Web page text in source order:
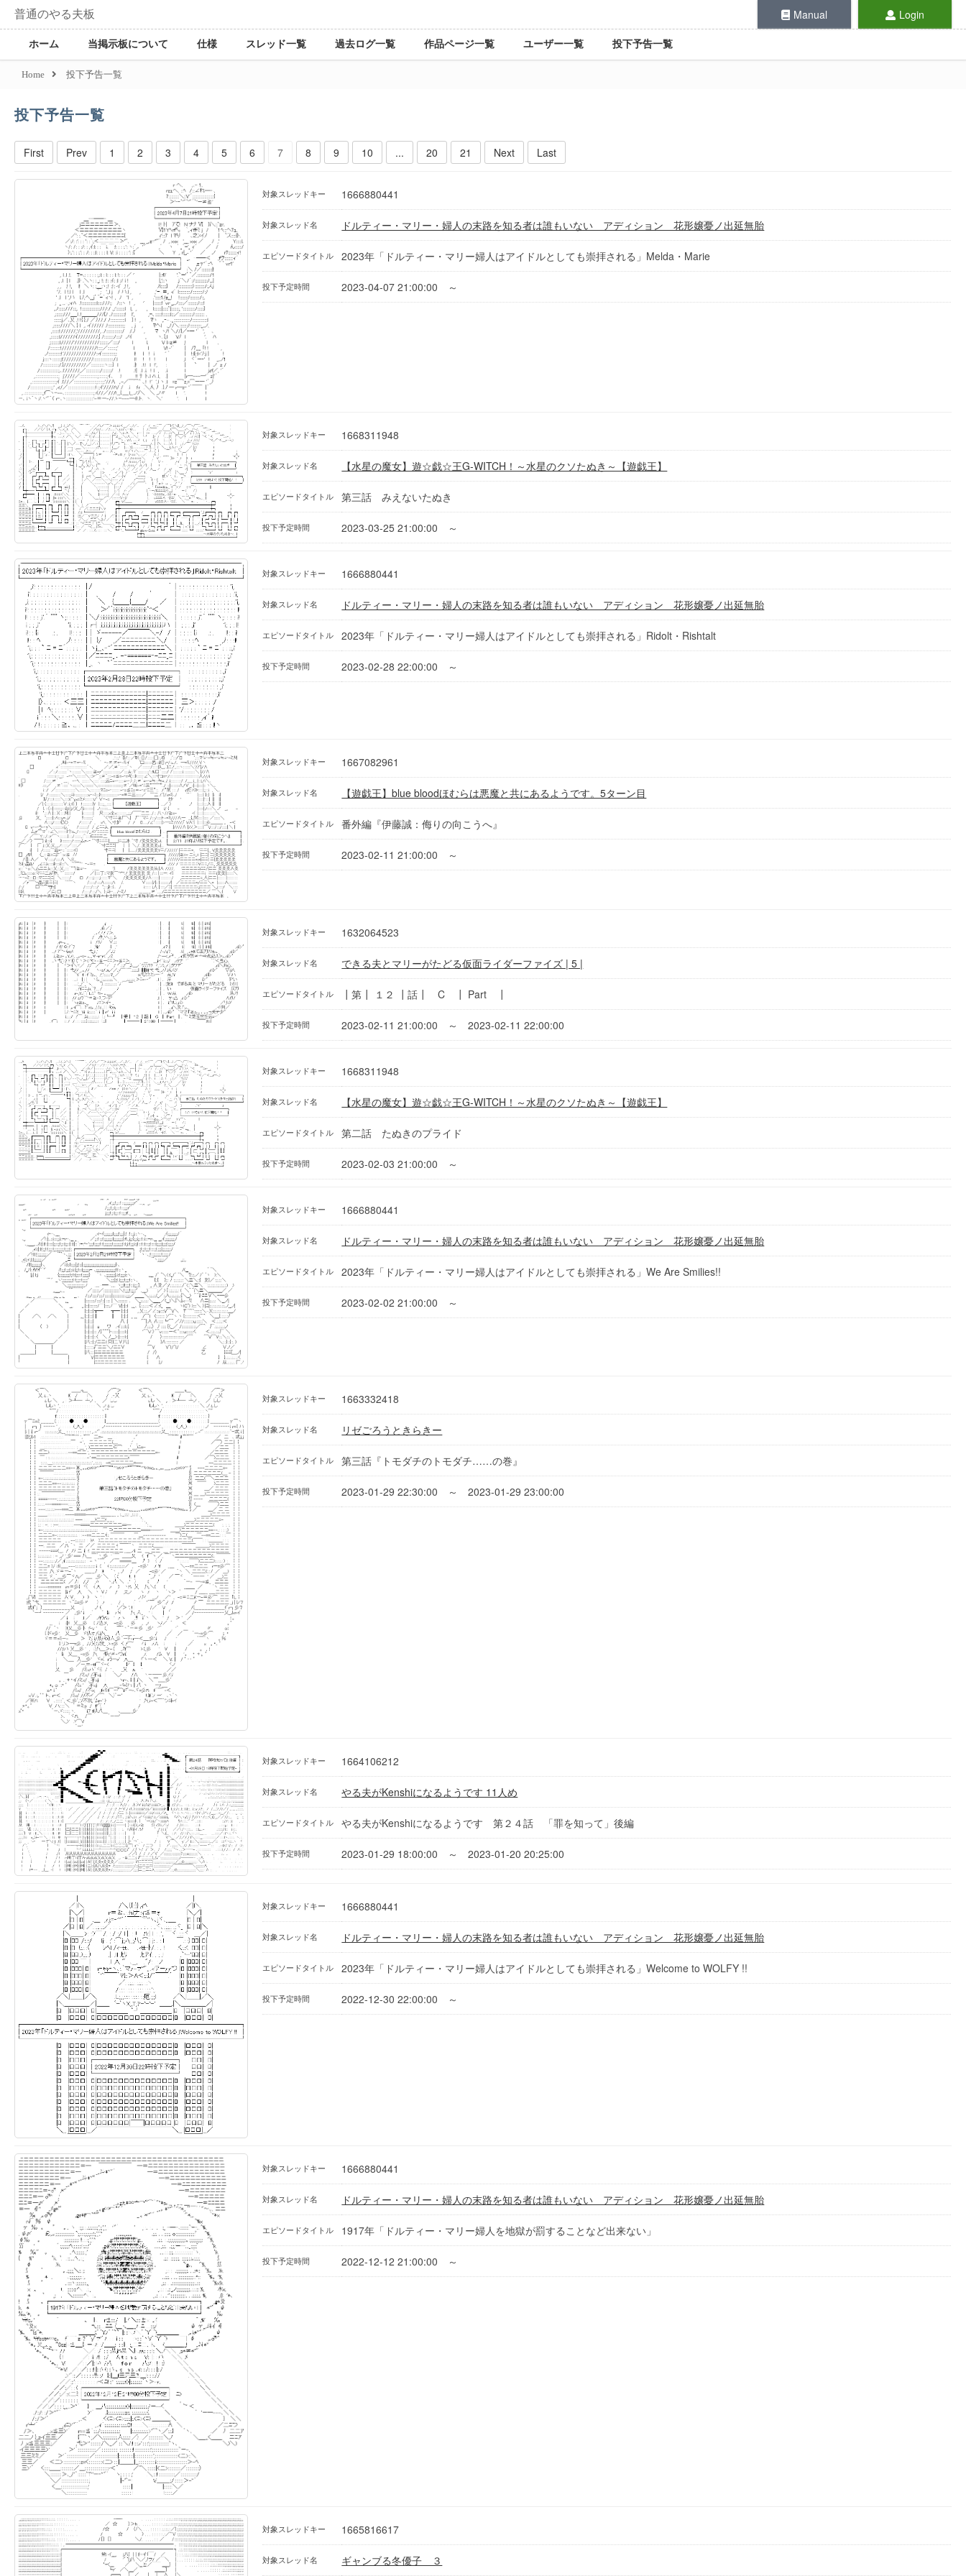
普通のやる夫板 Manual Login
ホーム 当掲示板について 仕様 スレッド一覧 過去ログ一覧 作品ページ一覧 ユーザー一覧 投下予告一覧
Home 投下予告一覧
投下予告一覧
First Prev 1 2 3 4 5 6 7 8 9 10 ... 20 21 Next Last
対象スレッドキー 1666880441
対象スレッド名 ドルティー・マリー・婦人の末路を知る者は誰もいない アディション 花形嬢憂ノ出延無胎
エピソードタイトル 2023年「ドルティー・マリー婦人はアイドルとしても崇拝される」Melda・Marie
投下予定時間 2023-04-07 21:00:00 ～
対象スレッドキー 1668311948
対象スレッド名 【水星の魔女】遊☆戯☆王G-WITCH！～水星のクソたぬき～【遊戯王】
エピソードタイトル 第三話 みえないたぬき
投下予定時間 2023-03-25 21:00:00 ～
対象スレッドキー 1666880441
対象スレッド名 ドルティー・マリー・婦人の末路を知る者は誰もいない アディション 花形嬢憂ノ出延無胎
エピソードタイトル 2023年「ドルティー・マリー婦人はアイドルとしても崇拝される」Ridolt・Rishtalt
投下予定時間 2023-02-28 22:00:00 ～
対象スレッドキー 1667082961
対象スレッド名 【遊戯王】blue bloodほむらは悪魔と共にあるようです。5ターン目
エピソードタイトル 番外編『伊藤誠：侮りの向こうへ』
投下予定時間 2023-02-11 21:00:00 ～
対象スレッドキー 1632064523
対象スレッド名 できる夫とマリーがたどる仮面ライダーファイズ | 5 |
エピソードタイトル ┃第┃ １２ ┃話┃ C ┃ Part ┃
投下予定時間 2023-02-11 21:00:00 ～ 2023-02-11 22:00:00
対象スレッドキー 1668311948
対象スレッド名 【水星の魔女】遊☆戯☆王G-WITCH！～水星のクソたぬき～【遊戯王】
エピソードタイトル 第二話 たぬきのプライド
投下予定時間 2023-02-03 21:00:00 ～
対象スレッドキー 1666880441
対象スレッド名 ドルティー・マリー・婦人の末路を知る者は誰もいない アディション 花形嬢憂ノ出延無胎
エピソードタイトル ‭2023年「ドルティー・マリー婦人はアイドルとしても崇拝される」We Are Smilies!!‬
投下予定時間 2023-02-02 21:00:00 ～
対象スレッドキー 1663332418
対象スレッド名 リゼごろうときらきー
エピソードタイトル 第三話『トモダチのトモダチ……の巻』
投下予定時間 2023-01-29 22:30:00 ～ 2023-01-29 23:00:00
対象スレッドキー 1664106212
対象スレッド名 やる夫がKenshiになるようです 11人め
エピソードタイトル やる夫がKenshiになるようです 第２４話 「罪を知って」後編
投下予定時間 2023-01-29 18:00:00 ～ 2023-01-20 20:25:00
対象スレッドキー 1666880441
対象スレッド名 ドルティー・マリー・婦人の末路を知る者は誰もいない アディション 花形嬢憂ノ出延無胎
エピソードタイトル ‭2023年「ドルティー・マリー婦人はアイドルとしても崇拝される」Welcome to WOLFY !!‬
投下予定時間 2022-12-30 22:00:00 ～
対象スレッドキー 1666880441
対象スレッド名 ドルティー・マリー・婦人の末路を知る者は誰もいない アディション 花形嬢憂ノ出延無胎
エピソードタイトル 1917年「ドルティー・マリー婦人を地獄が罰することなど出来ない」
投下予定時間 2022-12-12 21:00:00 ～
対象スレッドキー 1665816617
対象スレッド名 ギャンブる冬優子 ３